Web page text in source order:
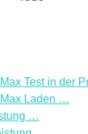
Test in der
Laden …
…